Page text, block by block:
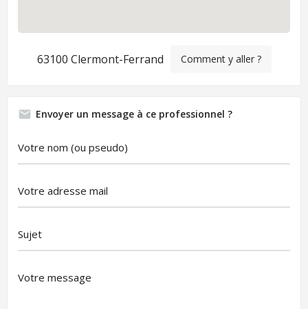
63100 Clermont-Ferrand Comment y aller ?
Envoyer un message à ce professionnel ?